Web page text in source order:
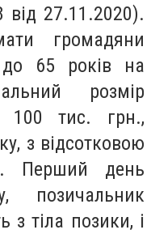
27.11.2020).
громадяни
65 років на
розмір
100 тис. грн.,
з відсотковою
Перший день
позичальник
з тіла позики, і